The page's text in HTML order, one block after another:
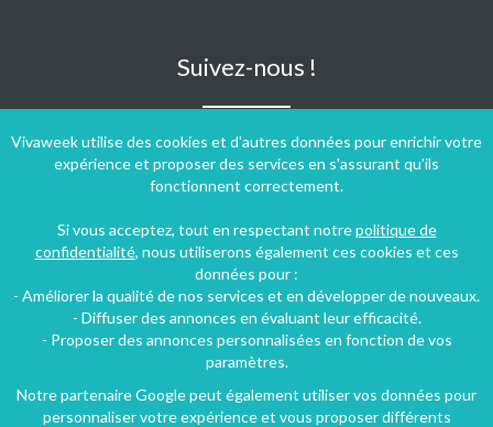
Vivaweek utilise des cookies et d'autres données pour enrichir votre
expérience et proposer des services en s'assurant qu'ils
fonctionnent correctement.
Si vous acceptez, tout en respectant notrepolitique de
confidentialité, nous utiliserons également ces cookies et ces
données pour :
- Améliorer la qualité de nos services et en développer de nouveaux.
- Diffuser des annonces en évaluant leur efficacité.
- Proposer des annonces personnalisées en fonction de vos
paramètres.
Notre partenaire Google peut également utiliser vos données pour
personnaliser votre expérience et vous proposer différents
Suivez-nous !